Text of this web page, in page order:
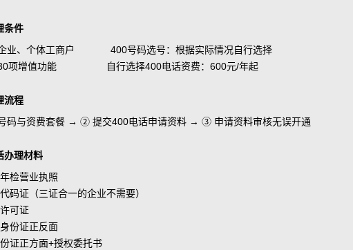
条件
业、个体工商户 400号码选号：根据实际情况自行选择
30项增值功能 自行选择400电话资费：600元/年起
流程
码与资费套餐 → ② 提交400电话申请资料 → ③ 申请资料审核无误开通
办理材料
检营业执照
码证（三证合一的企业不需要）
可证
份证正反面
证正方面+授权委托书